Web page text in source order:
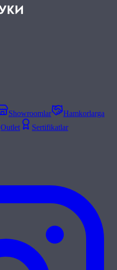
Showroomlar
Hamkorlarga
Outlet
Sertifikatlar